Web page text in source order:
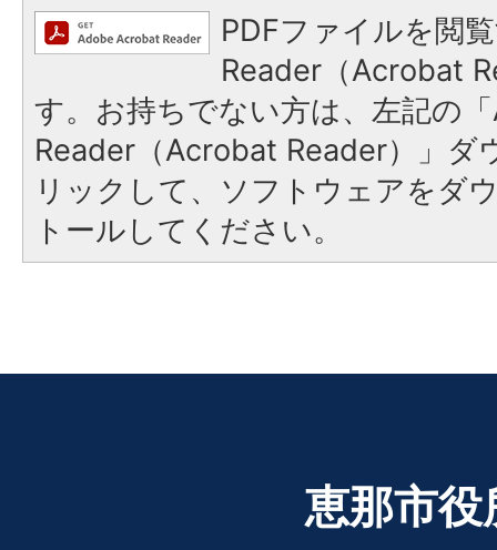
PDFファイルを閲
Reader（Acrobat
す。お持ちでない方は、左記の
Reader（Acrobat Reader）」ダ
リックして、ソフトウェアをダ
トールしてください。
恵那市役